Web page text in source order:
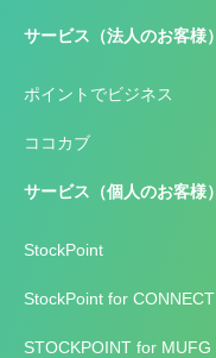
サービス（法人のお客様）
ポイントでビジネス
ココカブ
サービス（個人のお客様）
StockPoint
StockPoint for CONNECT
STOCKPOINT for MUFG